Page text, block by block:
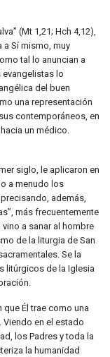
(Mt 1,21; Hch 4,12),
a Sí mismo, muy
tal lo anuncian a
evangelistas lo
del buen
una representación
contemporáneos, en
un médico.
siglo, le aplicaron en
a menudo los
precisando, además,
más frecuentemente
a sanar al hombre
de la liturgia de San
Se la
litúrgicos de la Iglesia
Él trae como una
en el estado
los Padres y toda la
la humanidad